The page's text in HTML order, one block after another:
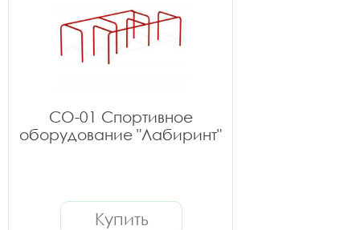
СО-01 Спортивное
оборудование "Лабиринт"
Купить